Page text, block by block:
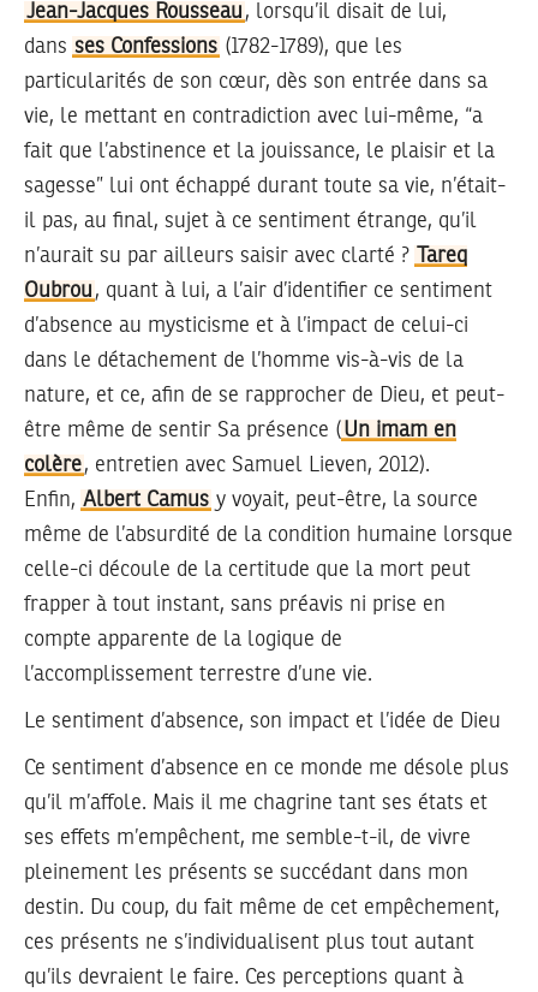
Jean-Jacques Rousseau , lorsqu’il disait de lui,
dans ses Confessions (1782-1789), que les
particularités de son cœur, dès son entrée dans sa
vie, le mettant en contradiction avec lui-même, “a
fait que l’abstinence et la jouissance, le plaisir et la
sagesse” lui ont échappé durant toute sa vie, n’était-
il pas, au final, sujet à ce sentiment étrange, qu’il
n’aurait su par ailleurs saisir avec clarté ?
Tareq
Oubrou , quant à lui, a l’air d’identifier ce sentiment
d’absence au mysticisme et à l’impact de celui-ci
dans le détachement de l’homme vis-à-vis de la
nature, et ce, afin de se rapprocher de Dieu, et peut-
être même de sentir Sa présence ( Un imam en
colère, entretien avec Samuel Lieven, 2012).
Enfin, Albert Camus y voyait, peut-être, la source
même de l’absurdité de la condition humaine lorsque
celle-ci découle de la certitude que la mort peut
frapper à tout instant, sans préavis ni prise en
compte apparente de la logique de
l’accomplissement terrestre d’une vie.
Le sentiment d’absence, son impact et l’idée de Dieu
Ce sentiment d’absence en ce monde me désole plus
qu’il m’affole. Mais il me chagrine tant ses états et
ses effets m’empêchent, me semble-t-il, de vivre
pleinement les présents se succédant dans mon
destin. Du coup, du fait même de cet empêchement,
ces présents ne s’individualisent plus tout autant
qu’ils devraient le faire. Ces perceptions quant à